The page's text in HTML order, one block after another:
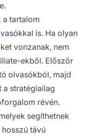
a tartalom
is. Ha olyan
vonzanak, nem
ekből. Először
olvasókból, majd
a stratégiailag
révén.
segíthetnek
távú